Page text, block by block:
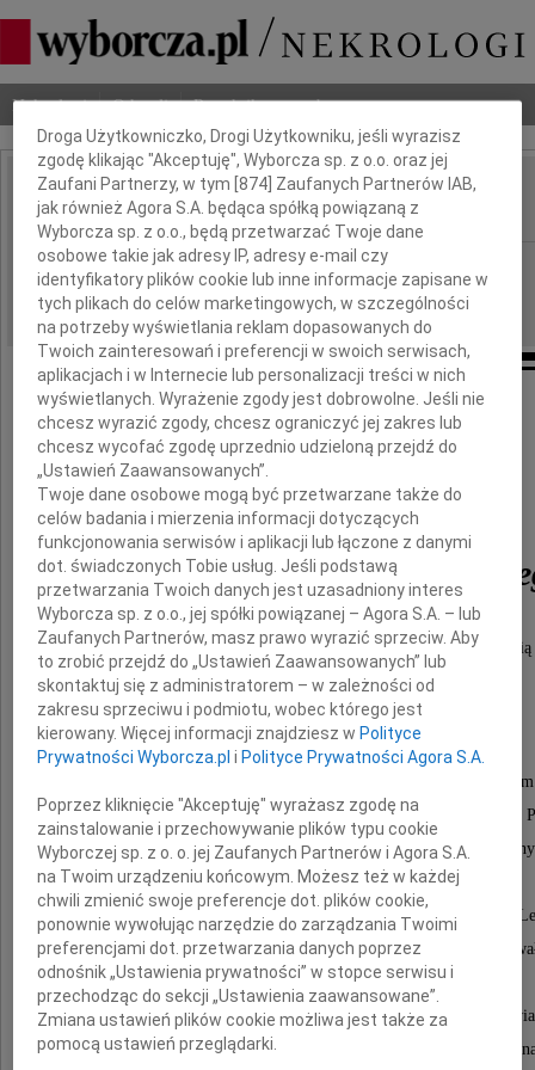
Nekrologi Odeszli Poradnik pogrzebowy
IMIĘ I NAZWISKO: Krzysztof Dawidowski
REGION: Białystok
DATA EMISJI: 04.04.2018
Samorząd Lekarski Podlasia
z głębokim żalem żegna
Doktora
Krzysztofa
lekarza dentystę, który zawsze z wielką empatią
i oddaniem służył swoim pacjentom.
Cieszył się dużym szacunkiem i sympatią
wśród kolegów stomatologów i lekarzy.
Od ponad ćwierćwiecza był współorganizatorem
i aktywnym działaczem odrodzonych izb lekarskich na
W ostatnich latach pełnił szereg ważnych i
w Okręgowej Izbie Lekarskiej będąc
dyrektorem Biura Izby i sekretarzem Okręgowej Rady
Wykazując wiele uzdolnień humanistycznych
w redakcji wydawnictw izbowych.
Nagłe odejście naszego Kolegii i Przyjaciela
i stanowi wielką stratę, która niespodziewanie dotknęła
Dbamy o Twoją prywatność
Droga Użytkowniczko, Drogi Użytkowniku, jeśli wyrazisz
zgodę klikając "Akceptuję", Wyborcza sp. z o.o. oraz jej
Zaufani Partnerzy, w tym [874 ] Zaufanych Partnerów IAB,
jak również Agora S.A. będąca spółką powiązaną z
Wyborcza sp. z o.o., będą przetwarzać Twoje dane
osobowe takie jak adresy IP, adresy e-mail czy
identyfikatory plików cookie lub inne informacje zapisane w
tych plikach do celów marketingowych, w szczególności
na potrzeby wyświetlania reklam dopasowanych do
Twoich zainteresowań i preferencji w swoich serwisach,
aplikacjach i w Internecie lub personalizacji treści w nich
wyświetlanych. Wyrażenie zgody jest dobrowolne. Jeśli nie
chcesz wyrazić zgody, chcesz ograniczyć jej zakres lub
chcesz wycofać zgodę uprzednio udzieloną przejdź do
„Ustawień Zaawansowanych”.
Twoje dane osobowe mogą być przetwarzane także do
celów badania i mierzenia informacji dotyczących
funkcjonowania serwisów i aplikacji lub łączone z danymi
dot. świadczonych Tobie usług. Jeśli podstawą
przetwarzania Twoich danych jest uzasadniony interes
Wyborcza sp. z o.o., jej spółki powiązanej – Agora S.A. – lub
Zaufanych Partnerów, masz prawo wyrazić sprzeciw. Aby
to zrobić przejdź do „Ustawień Zaawansowanych” lub
skontaktuj się z administratorem – w zależności od
zakresu sprzeciwu i podmiotu, wobec którego jest
kierowany. Więcej informacji znajdziesz w Polityce
Prywatności Wyborcza.pl i Polityce Prywatności Agora S.A.
Poprzez kliknięcie "Akceptuję" wyrażasz zgodę na
zainstalowanie i przechowywanie plików typu cookie
Wyborczej sp. z o. o. jej Zaufanych Partnerów i Agora S.A.
na Twoim urządzeniu końcowym. Możesz też w każdej
chwili zmienić swoje preferencje dot. plików cookie,
ponownie wywołując narzędzie do zarządzania Twoimi
preferencjami dot. przetwarzania danych poprzez
odnośnik „Ustawienia prywatności” w stopce serwisu i
przechodząc do sekcji „Ustawienia zaawansowane”.
Zmiana ustawień plików cookie możliwa jest także za
pomocą ustawień przeglądarki.